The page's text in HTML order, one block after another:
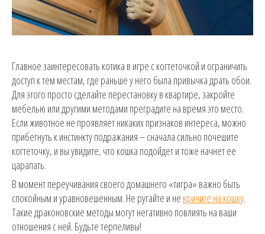
Главное заинтересовать котика в игре с когтеточкой и ограничить
доступ к тем местам, где раньше у него была привычка драть обои.
Для этого просто сделайте перестановку в квартире, закройте
мебелью или другими методами преградите на время это место.
Если животное не проявляет никаких признаков интереса, можно
прибегнуть к инстинкту подражания – сначала сильно почешите
когтеточку, и вы увидите, что кошка подойдет и тоже начнет ее
царапать.
В момент переучивания своего домашнего «тигра» важно быть
спокойным и уравновешенным. Не ругайте и не кричите на кошку.
Такие драконовские методы могут негативно повлиять на ваши
отношения с ней. Будьте терпеливы!